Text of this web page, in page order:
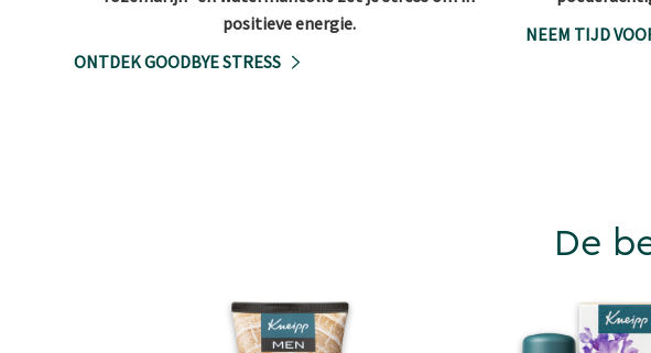
positieve energie.
ONTDEK GOODBYE STRESS
NEEM TIJD
De